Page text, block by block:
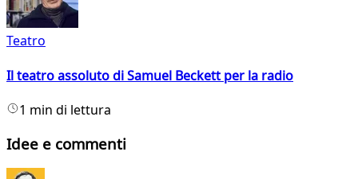
Teatro
Il teatro assoluto di Samuel Beckett per la radio
1 min di lettura
Idee e commenti